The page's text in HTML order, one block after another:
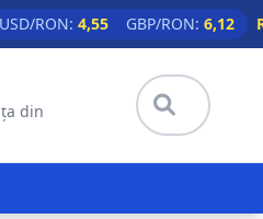
USD/RON: 4,55 GBP/RON: 6,12
din